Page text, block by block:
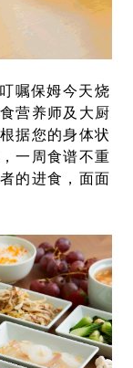
嘱保姆今天烧
营养师及大厨
据您的身体状
一周食谱不重
的进食，面面